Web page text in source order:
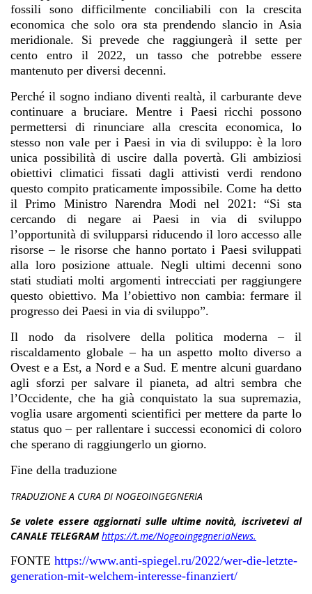
fossili sono difficilmente conciliabili con la crescita
economica che solo ora sta prendendo slancio in Asia
meridionale. Si prevede che raggiungerà il sette per
cento entro il 2022, un tasso che potrebbe essere
mantenuto per diversi decenni.
Perché il sogno indiano diventi realtà, il carburante deve
continuare a bruciare. Mentre i Paesi ricchi possono
permettersi di rinunciare alla crescita economica, lo
stesso non vale per i Paesi in via di sviluppo: è la loro
unica possibilità di uscire dalla povertà. Gli ambiziosi
obiettivi climatici fissati dagli attivisti verdi rendono
questo compito praticamente impossibile. Come ha detto
il Primo Ministro Narendra Modi nel 2021: “Si sta
cercando di negare ai Paesi in via di sviluppo
l’opportunità di svilupparsi riducendo il loro accesso alle
risorse – le risorse che hanno portato i Paesi sviluppati
alla loro posizione attuale. Negli ultimi decenni sono
stati studiati molti argomenti intrecciati per raggiungere
questo obiettivo. Ma l’obiettivo non cambia: fermare il
progresso dei Paesi in via di sviluppo”.
Il nodo da risolvere della politica moderna – il
riscaldamento globale – ha un aspetto molto diverso a
Ovest e a Est, a Nord e a Sud. E mentre alcuni guardano
agli sforzi per salvare il pianeta, ad altri sembra che
l’Occidente, che ha già conquistato la sua supremazia,
voglia usare argomenti scientifici per mettere da parte lo
status quo – per rallentare i successi economici di coloro
che sperano di raggiungerlo un giorno.
Fine della traduzione
TRADUZIONE A CURA DI NOGEOINGEGNERIA
Se volete essere aggiornati sulle ultime novità, iscrivetevi al
CANALE TELEGRAM https://t.me/NogeoingegneriaNews.
FONTE https://www.anti-spiegel.ru/2022/wer-die-letzte-
generation-mit-welchem-interesse-finanziert/